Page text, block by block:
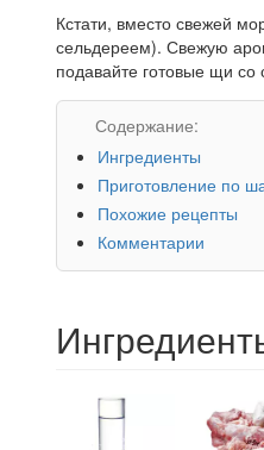
Кстати, вместо свежей
сельдереем). Свежую
подавайте готовые щи со
Содержание:
Ингредиенты
Приготовление по
Похожие рецепты
Комментарии